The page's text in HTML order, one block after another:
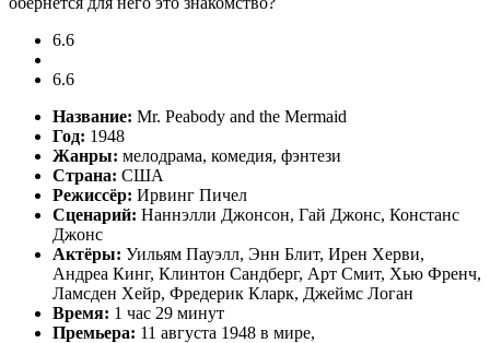
6.6
6.6
Название: Mr. Peabody and the Mermaid
Год: 1948
Жанры: мелодрама, комедия, фэнтези
Страна: США
Режиссёр: Ирвинг Пичел
Сценарий: Наннэлли Джонсон, Гай Джонс, Констанс
Джонс
Актёры: Уильям Пауэлл, Энн Блит, Ирен Херви,
Андреа Кинг, Клинтон Сандберг, Арт Смит, Хью Френч,
Ламсден Хейр, Фредерик Кларк, Джеймс Логан
Время: 1 час 29 минут
Премьера: 11 августа 1948 в мире,